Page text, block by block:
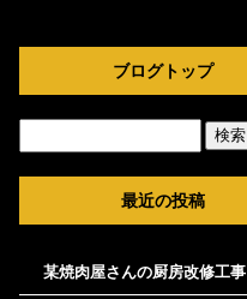
ブログトップ
最近の投稿
某焼肉屋さんの厨房改修工事